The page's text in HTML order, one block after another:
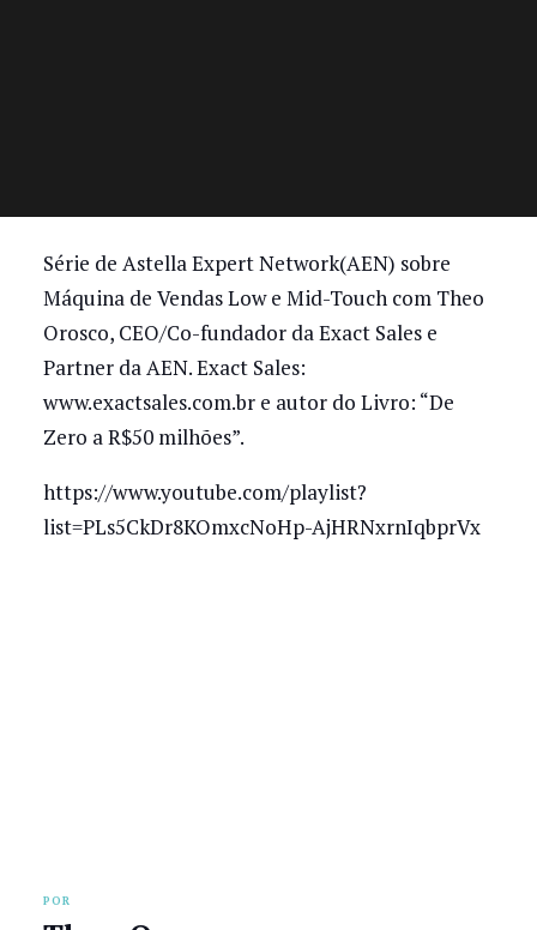
Série de Astella Expert Network(AEN) sobre
Máquina de Vendas Low e Mid-Touch com Theo
Orosco, CEO/Co-fundador da Exact Sales e
Partner da AEN. Exact Sales:
www.exactsales.com.br e autor do Livro: “De
Zero a R$50 milhões”.
https://www.youtube.com/playlist?
list=PLs5CkDr8KOmxcNoHp-AjHRNxrnIqbprVx
POR